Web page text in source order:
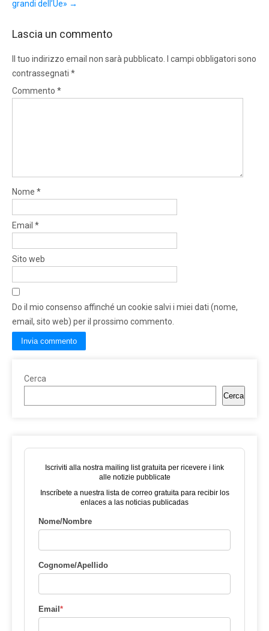
grandi dell’Ue» →
Lascia un commento
Il tuo indirizzo email non sarà pubblicato.
I campi obbligatori sono
contrassegnati *
Commento *
Nome *
Email *
Sito web
Do il mio consenso affinché un cookie salvi i miei dati (nome,
email, sito web) per il prossimo commento.
Cerca
Cerca
Iscriviti alla nostra mailing list gratuita per ricevere i link
alle notizie pubblicate
Inscríbete a nuestra lista de correo gratuita para recibir los
enlaces a las noticias publicadas
Nome/Nombre
Cognome/Apellido
Email*